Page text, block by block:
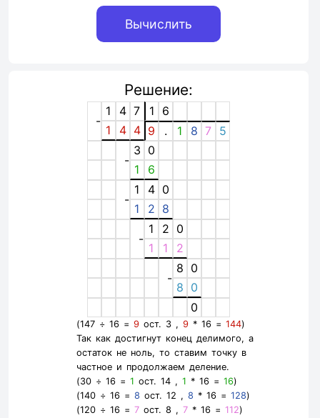
Решение:
-
1 4 7 1
6
1
4 4 9 . 1 8 7 5
-
3 0
1
6
-
1 4 0
1
2 8
-
1 2 0
1
1 2
-
8 0
8 0
0
(147 ÷ 16 = 9ост. 3 , 9* 16 = 144)
Так как достигнут конец делимого, а
остаток не ноль, то ставим точку в
частное и продолжаем деление.
(30 ÷ 16 = 1 ост. 14 , 1 * 16 = 16)
(140 ÷ 16 = 8 ост. 12 , 8 * 16 = 128)
(120 ÷ 16 = 7ост. 8 , 7* 16 = 112)